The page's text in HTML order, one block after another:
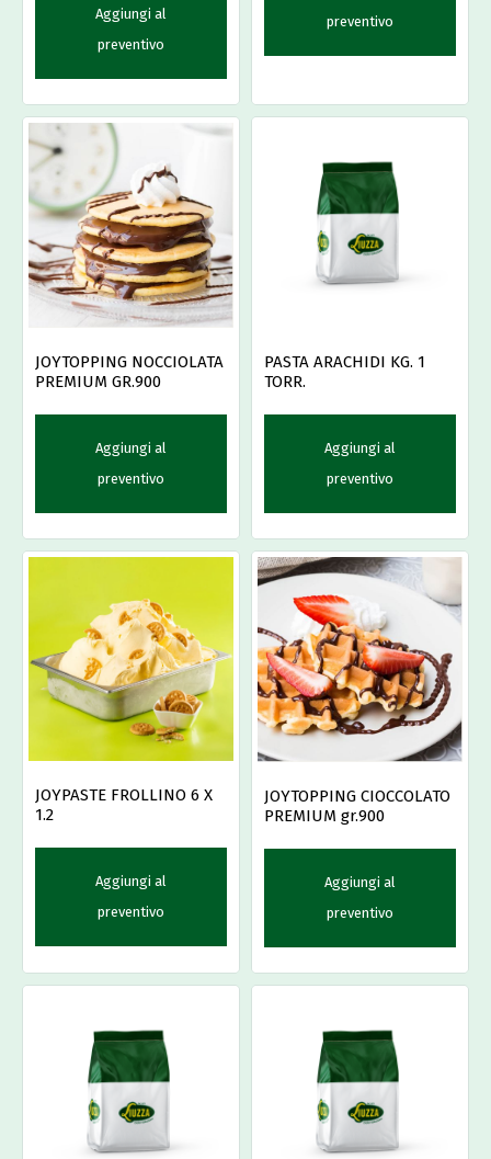
Aggiungi al
preventivo
preventivo
JOYTOPPING NOCCIOLATA
PREMIUM GR.900
Aggiungi al
preventivo
PASTA ARACHIDI KG. 1
TORR.
Aggiungi al
preventivo
JOYPASTE FROLLINO 6 X
1.2
Aggiungi al
preventivo
JOYTOPPING CIOCCOLATO
PREMIUM gr.900
Aggiungi al
preventivo